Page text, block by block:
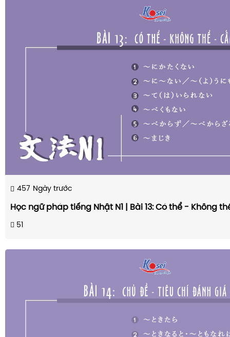
457 Ngày trước
Học ngữ pháp tiếng Nhật N1 | Bài 13: Có thể - Không
51